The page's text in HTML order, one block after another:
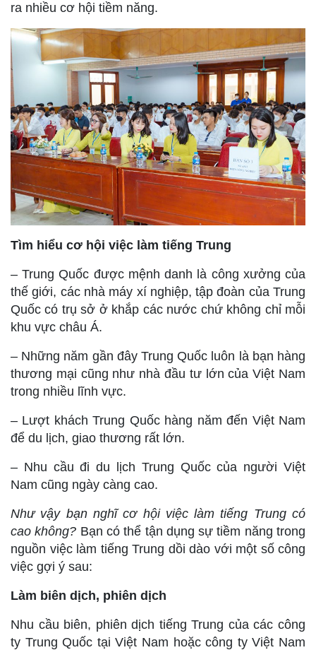
ra nhiều cơ hội tiềm năng.
Tìm hiểu cơ hội việc làm tiếng Trung
– Trung Quốc được mệnh danh là công xưởng của
thế giới, các nhà máy xí nghiệp, tập đoàn của Trung
Quốc có trụ sở ở khắp các nước chứ không chỉ mỗi
khu vực châu Á.
– Những năm gần đây Trung Quốc luôn là bạn hàng
thương mại cũng như nhà đầu tư lớn của Việt Nam
trong nhiều lĩnh vực.
– Lượt khách Trung Quốc hàng năm đến Việt Nam
để du lịch, giao thương rất lớn.
– Nhu cầu đi du lịch Trung Quốc của người Việt
Nam cũng ngày càng cao.
Như vậy bạn nghĩ cơ hội việc làm tiếng Trung có
cao không? Bạn có thể tận dụng sự tiềm năng trong
nguồn việc làm tiếng Trung dồi dào với một số công
việc gợi ý sau:
Làm biên dịch, phiên dịch
Nhu cầu biên, phiên dịch tiếng Trung của các công
ty Trung Quốc tại Việt Nam hoặc công ty Việt Nam